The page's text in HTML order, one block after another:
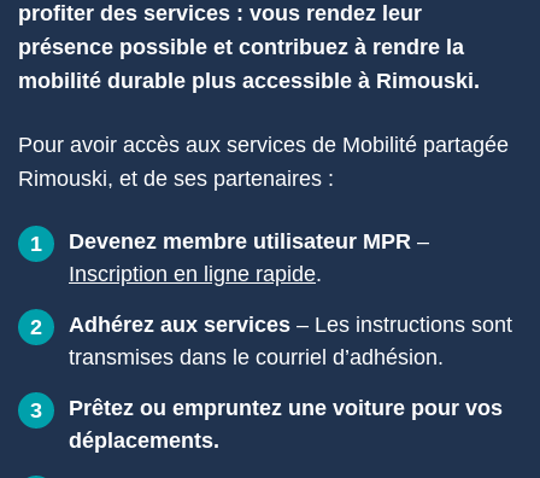
profiter des services : vous rendez leur
présence possible et contribuez à rendre la
mobilité durable plus accessible à Rimouski.
Pour avoir accès aux services de Mobilité partagée
Rimouski, et de ses partenaires :
1 Devenez membre utilisateur MPR –
Inscription en ligne rapide.
2 Adhérez aux services – Les instructions sont
transmises dans le courriel d’adhésion.
3
Prêtez ou empruntez une voiture pour vos
déplacements.